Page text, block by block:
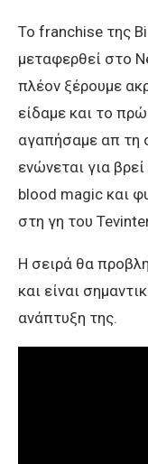
Το franchise της
μεταφερθεί στο
πλέον ξέρουμε
είδαμε και το
αγαπήσαμε απ τη
ενώνεται για
blood magic και
στη γη του
H σειρά θα
και είναι
ανάπτυξη της.